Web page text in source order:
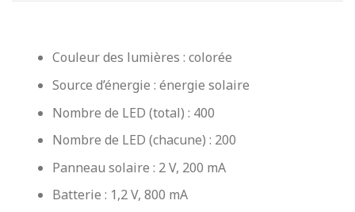
Couleur des lumières : colorée
Source d’énergie : énergie solaire
Nombre de LED (total) : 400
Nombre de LED (chacune) : 200
Panneau solaire : 2 V, 200 mA
Batterie : 1,2 V, 800 mA